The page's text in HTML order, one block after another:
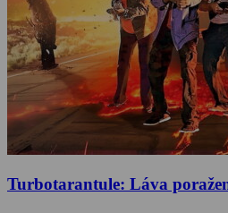
Turbotarantule: Láva